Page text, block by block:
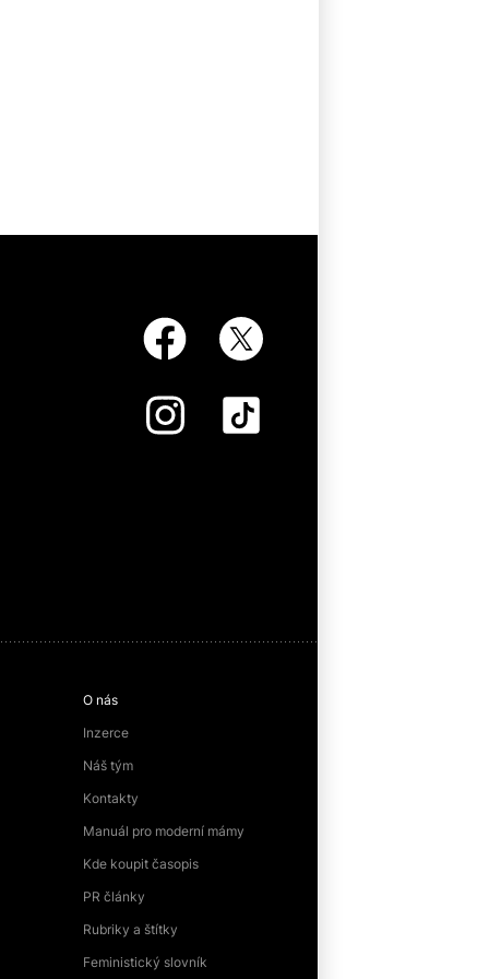
O nás
Inzerce
Náš tým
Kontakty
Manuál pro moderní mámy
Kde koupit časopis
PR články
Rubriky a štítky
Feministický slovník